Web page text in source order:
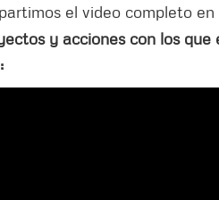
el video completo
y acciones con los